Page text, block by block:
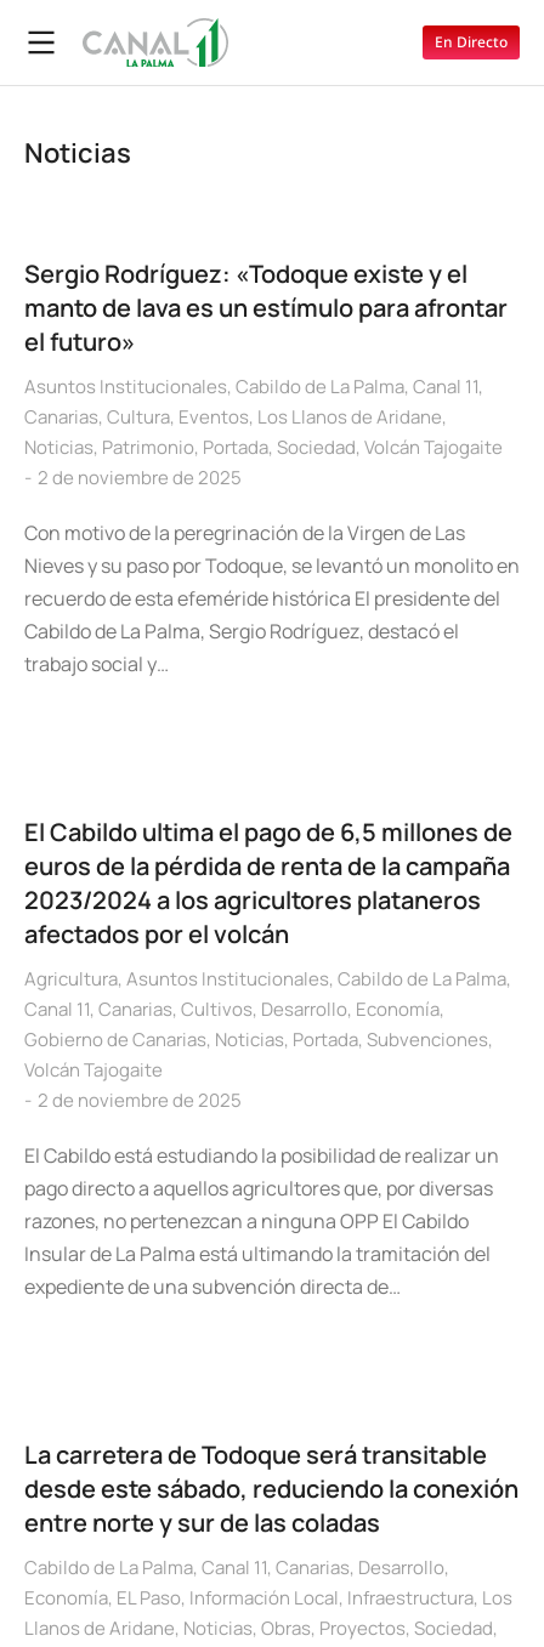
En Directo
Noticias
Sergio Rodríguez: «Todoque existe y el
manto de lava es un estímulo para afrontar
el futuro»
Asuntos Institucionales, Cabildo de La Palma, Canal 11,
Canarias, Cultura, Eventos, Los Llanos de Aridane,
Noticias, Patrimonio, Portada, Sociedad, Volcán Tajogaite
2 de noviembre de 2025
Con motivo de la peregrinación de la Virgen de Las
Nieves y su paso por Todoque, se levantó un monolito en
recuerdo de esta efeméride histórica El presidente del
Cabildo de La Palma, Sergio Rodríguez, destacó el
trabajo social y…
El Cabildo ultima el pago de 6,5 millones de
euros de la pérdida de renta de la campaña
2023/2024 a los agricultores plataneros
afectados por el volcán
Agricultura, Asuntos Institucionales, Cabildo de La Palma,
Canal 11, Canarias, Cultivos, Desarrollo, Economía,
Gobierno de Canarias, Noticias, Portada, Subvenciones,
Volcán Tajogaite
2 de noviembre de 2025
El Cabildo está estudiando la posibilidad de realizar un
pago directo a aquellos agricultores que, por diversas
razones, no pertenezcan a ninguna OPP El Cabildo
Insular de La Palma está ultimando la tramitación del
expediente de una subvención directa de…
La carretera de Todoque será transitable
desde este sábado, reduciendo la conexión
entre norte y sur de las coladas
Cabildo de La Palma, Canal 11, Canarias, Desarrollo,
Economía, EL Paso, Información Local, Infraestructura, Los
Llanos de Aridane, Noticias, Obras, Proyectos, Sociedad,